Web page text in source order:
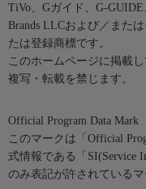
TiVo、Gガイド、G-
Brands LLCおよび／また
たは登録商標です。
このホームページに掲載
複写・転載を禁じます。
Official Program Data Mark
このマークは「Official
式情報である「SI(Service
のみ表記が許されているマ